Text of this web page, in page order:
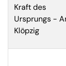
Kraft des
Ursprungs -
Klöpzig